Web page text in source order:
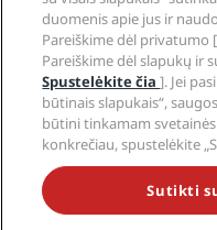
Įsigijimas
Svetainės struktūra
NEPRALEISKITE MŪSŲ
duomenis apie jus ir
Pareiškime dėl privatumo [
Pareiškime dėl slapukų ir
Spustelėkite čia]. Jei
būtinais slapukais“,
būtini tinkamam
konkrečiau, spustelėkite
Sutikti